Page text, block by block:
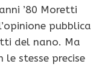
’80 Moretti
pubblica
del nano. Ma
stesse precise